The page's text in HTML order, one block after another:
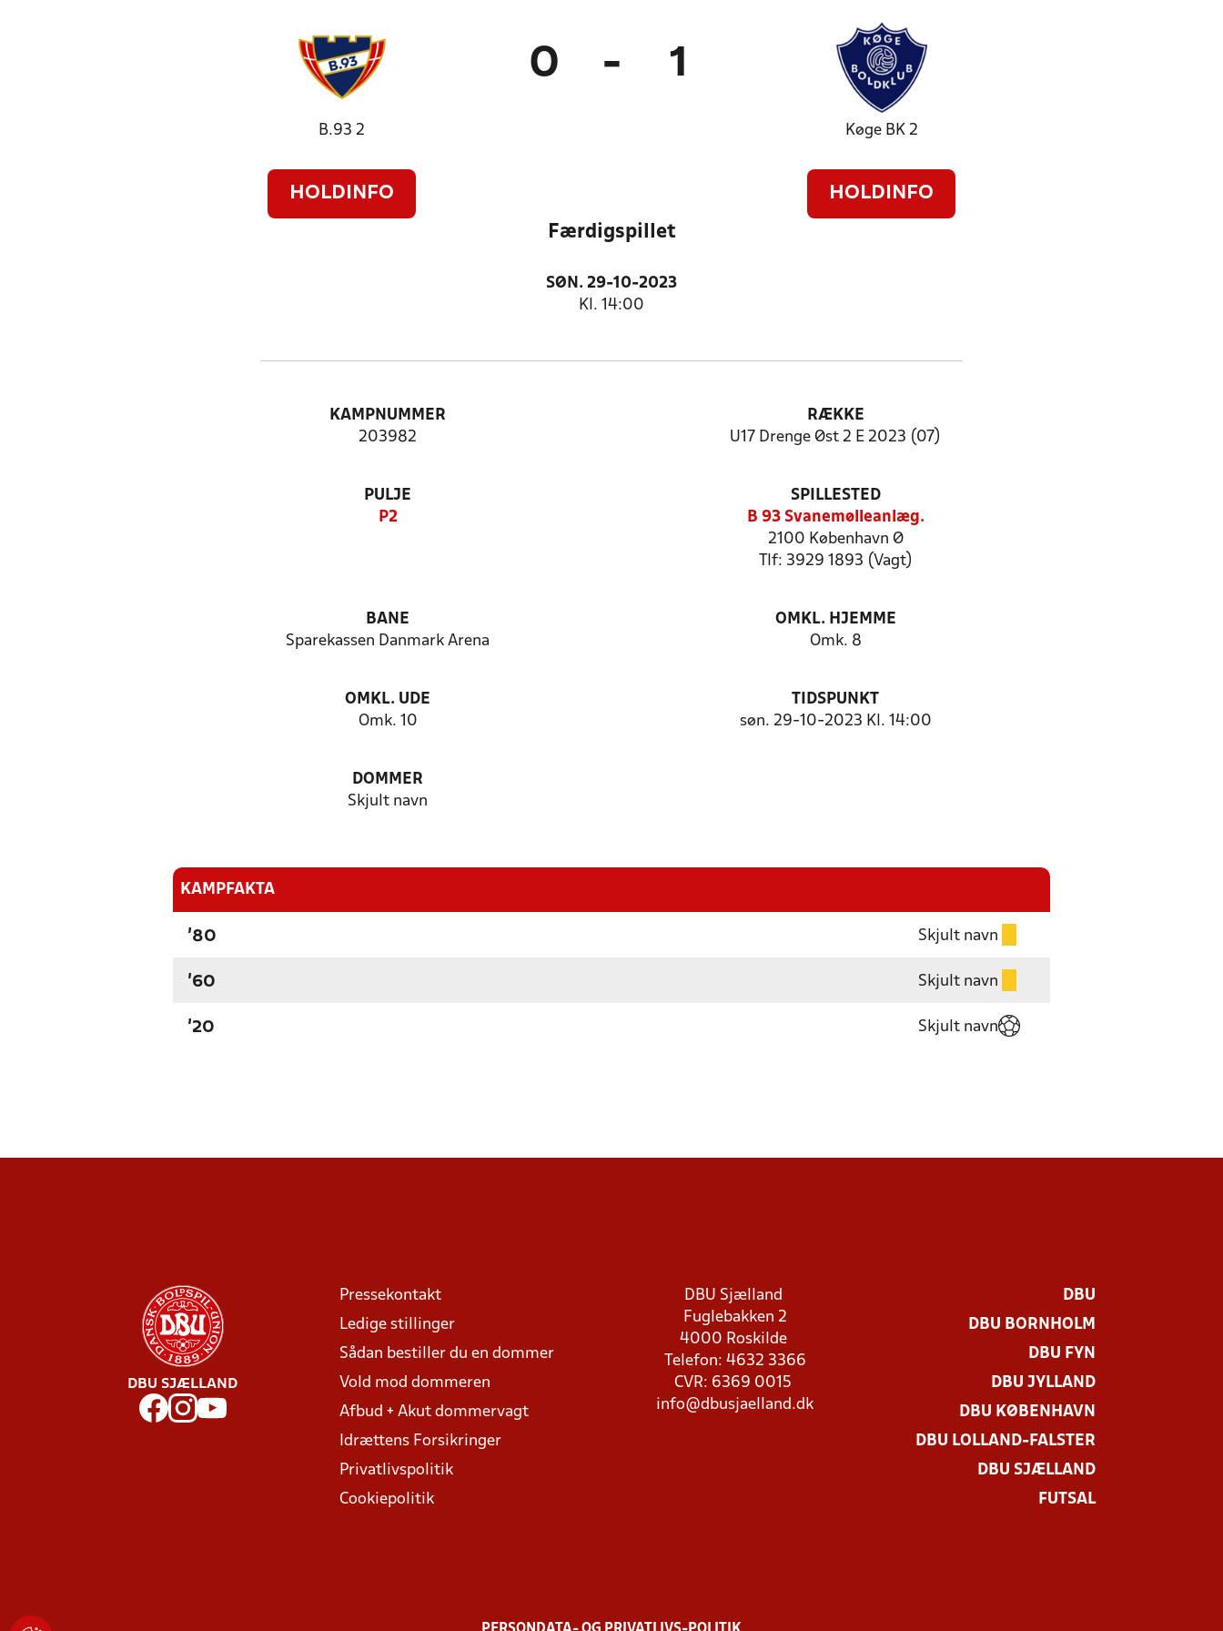
B.93 2
HOLDINFO
0 - 1
Køge BK 2
HOLDINFO
Færdigspillet
SØN. 29-10-2023
Kl. 14:00
KAMPNUMMER
203982
RÆKKE
U17 Drenge Øst 2 E 2023 (07)
PULJE
P2
SPILLESTED
B 93 Svanemølleanlæg.
2100 København Ø
Tlf: 3929 1893 (Vagt)
BANE
Sparekassen Danmark Arena
OMKL. HJEMME
Omk. 8
OMKL. UDE
Omk. 10
TIDSPUNKT
søn. 29-10-2023 Kl. 14:00
DOMMER
Skjult navn
KAMPFAKTA
'80 Skjult navn
'60 Skjult navn
'20 Skjult navn
DBU SJÆLLAND
Pressekontakt
Ledige stillinger
Sådan bestiller du en dommer
Vold mod dommeren
Afbud + Akut dommervagt
Idrættens Forsikringer
Privatlivspolitik
Cookiepolitik
DBU Sjælland
Fuglebakken 2
4000 Roskilde
Telefon: 4632 3366
CVR: 6369 0015
info@dbusjaelland.dk
DBU
DBU BORNHOLM
DBU FYN
DBU JYLLAND
DBU KØBENHAVN
DBU LOLLAND-FALSTER
DBU SJÆLLAND
FUTSAL